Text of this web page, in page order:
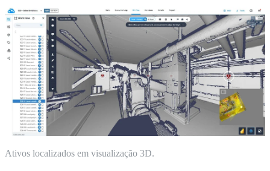
Ativos localizados em visualização 3D.